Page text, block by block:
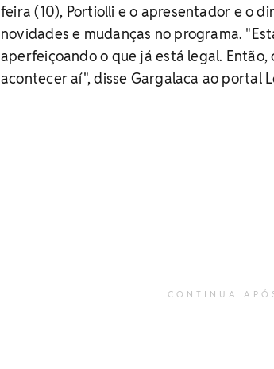
feira (10), Portiolli e o apresentador e o
novidades e mudanças no programa. "
aperfeiçoando o que já está legal.
acontecer aí", disse Gargalaca ao portal
CONTINUA